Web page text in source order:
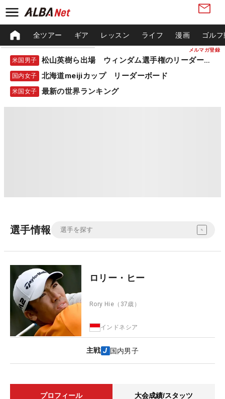
メルマガ登録
全ツアー ギア レッスン ライフ 漫画 ゴル
米国男子 松山英樹ら出場 ウィンダム選手権のリーダーボード
国内女子 北海道meijiカップ リーダーボード
米国女子 最新の世界ランキング
選手情報
ロリー・ヒー
Rory Hie （37歳）
インドネシア
主戦 国内男子
プロフィール 大会成績/スタッツ